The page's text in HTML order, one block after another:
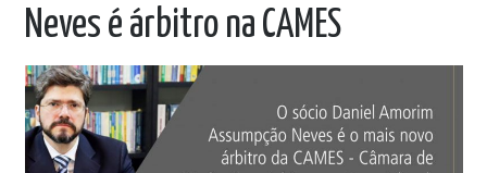
Neves é árbitro na CAMES